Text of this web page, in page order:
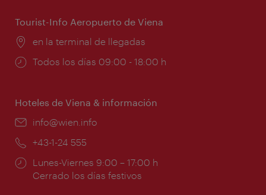
Tourist-Info Aeropuerto de Viena
Lugar:
en la terminal de llegadas
Horarios
Todos los días 09:00 - 18:00 h
Hoteles de Viena & información
e-
info@wien.info
Teléfono:
+43-1-24 555
Horarios
de
Lunes-Viernes 9:00 – 17:00 h
Cerrado los días festivos